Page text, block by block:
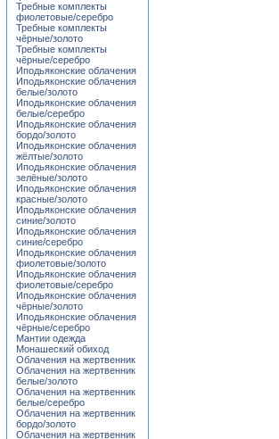
Требные комплекты
фиолетовые/серебро
Требные комплекты
чёрные/золото
Требные комплекты
чёрные/серебро
Иподьяконские облачения
Иподьяконские облачения
белые/золото
Иподьяконские облачения
белые/серебро
Иподьяконские облачения
бордо/золото
Иподьяконские облачения
жёлтые/золото
Иподьяконские облачения
зелёные/золото
Иподьяконские облачения
красные/золото
Иподьяконские облачения
синие/золото
Иподьяконские облачения
синие/серебро
Иподьяконские облачения
фиолетовые/золото
Иподьяконские облачения
фиолетовые/серебро
Иподьяконские облачения
чёрные/золото
Иподьяконские облачения
чёрные/серебро
Мантии одежда
Монашеский обиход
Облачения на жертвенник
Облачения на жертвенник
белые/золото
Облачения на жертвенник
белые/серебро
Облачения на жертвенник
бордо/золото
Облачения на жертвенник